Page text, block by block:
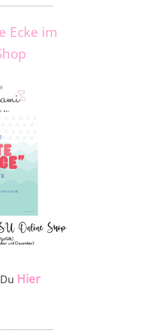
Ecke im
Hier